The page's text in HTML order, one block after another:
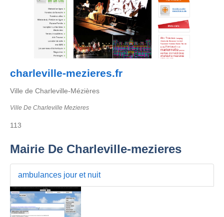
charleville-mezieres.fr
Ville de Charleville-Mézières
Ville De Charleville Mezieres
113
Mairie De Charleville-mezieres
ambulances jour et nuit